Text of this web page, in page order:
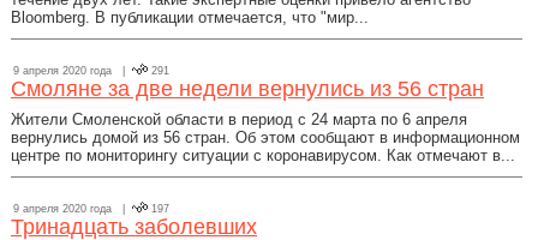
Bloomberg. В публикации отмечается, что "мир...
9 апреля 2020 года | 291
Смоляне за две недели вернулись из 56 стран
Жители Смоленской области в период с 24 марта по 6 апреля
вернулись домой из 56 стран. Об этом сообщают в информационном
центре по мониторингу ситуации с коронавирусом. Как отмечают в...
9 апреля 2020 года | 197
Тринадцать заболевших